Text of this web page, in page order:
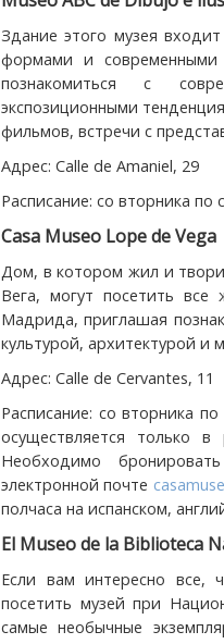
Здание этого музея
формами и современными
познакомиться с
экспозиционными
фильмов, встречи с
Адрес: Calle de Amaniel, 29
Расписание: со вторника по
Casa Museo Lope de Vega
Дом, в котором жил и
Вега, могут посетить
Мадрида, приглашая
культурой, архитектурой
Адрес: Calle de Cervantes, 11
Расписание: со вторника
осуществляется только в
Необходимо
электронной почте
полчаса на испанском,
El Museo de la Biblioteca
Если вам интересно все,
посетить музей при
самые необычные